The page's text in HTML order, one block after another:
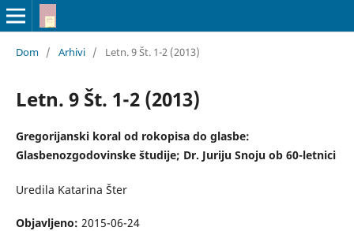
Dom / Arhivi / Letn. 9 Št. 1-2 (2013)
Letn. 9 Št. 1-2 (2013)
Gregorijanski koral od rokopisa do glasbe:
Glasbenozgodovinske študije; Dr. Juriju Snoju ob 60-letnici
Uredila Katarina Šter
Objavljeno: 2015-06-24